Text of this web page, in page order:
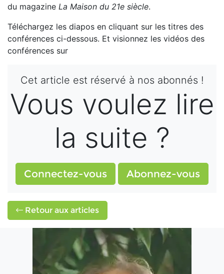
du magazine La Maison du 21e siècle.
Téléchargez les diapos en cliquant sur les titres des
conférences ci-dessous. Et visionnez les vidéos des
conférences sur
Cet article est réservé à nos abonnés !
Vous voulez lire
la suite ?
Connectez-vous Abonnez-vous
Retour aux articles